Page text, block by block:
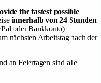
the fastest possible
innerhalb von 24 Stunden
oder Bankkonto)
nächsten Arbeitstag nach der
an Feiertagen sind alle